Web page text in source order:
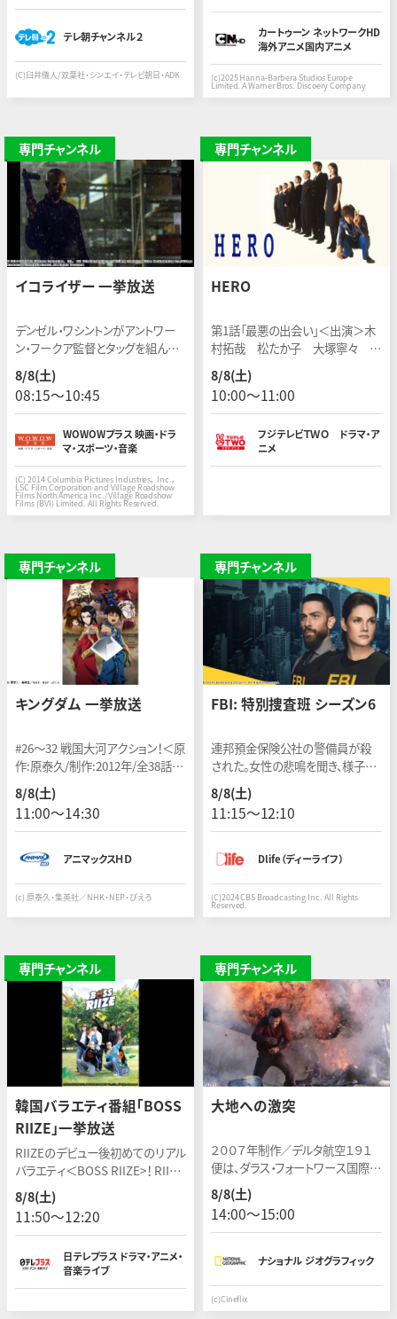
テレ朝チャンネル２
(C)臼井儀人/双葉社・シンエイ・テレビ朝日・ADK
カートゥーン ネットワークHD
海外アニメ国内アニメ
(c)2025 Hanna-Barbera Studios Europe
Limited. A Warner Bros. Discoery Company
専門チャンネル
イコライザー 一挙放送
デンゼル・ワシントンがアントワー
ン・フークア監督とタッグを組んだ
アクション大作。昼はホームセンタ
ーで働き、夜は請負人として世の不
正を抹消している男の活躍を描く。
8/8(土)
08:15〜10:45
WOWOWプラス 映画・ドラ
マ・スポーツ・音楽
(C) 2014 Columbia Pictures Industries， Inc.，
LSC Film Corporation and Village Roadshow
Films North America Inc./Village Roadshow
Films (BVI) Limited. All Rights Reserved.
専門チャンネル
HERO
第1話「最悪の出会い」＜出演＞木
村拓哉 松たか子 大塚寧々 阿
部寛 勝村政信 小日向文世
八嶋智人 角野卓造 児玉清
（地上波放送日 2001年1月8日）
8/8(土)
10:00〜11:00
フジテレビＴＷＯ ドラマ・ア
ニメ
専門チャンネル
キングダム 一挙放送
#26〜32 戦国大河アクション！＜原
作:原泰久/制作:2012年/全38話
＞ ※「キングダム」シリーズを5週
連続で土曜・日曜一挙放送！
8/8(土)
11:00〜14:30
アニマックスＨＤ
(c) 原泰久・集英社／NHK・NEP・ぴえろ
専門チャンネル
FBI: 特別捜査班 シーズン6
連邦預金保険公社の警備員が殺
された。女性の悲鳴を聞き、様子を
見に行ったところで撃たれたらし
い。女性は妊婦のデニス。チームは
殺人犯と拉致されたデニスの行方
を追う。
8/8(土)
11:15〜12:10
Dlife（ディーライフ）
(C)2024 CBS Broadcasting Inc. All Rights
Reserved.
専門チャンネル
韓国バラエティ番組「BOSS
RIIZE」一挙放送
RIIZEのデビュー後初めてのリアル
バラエティ＜BOSS RIIZE>！ RIIZE
のダイナミックな旅行記を堪能で
きるリアルバラエティ！
8/8(土)
11:50〜12:20
日テレプラス ドラマ・アニメ・
音楽ライブ
専門チャンネル
大地への激突
２００７年制作／デルタ航空１９１
便は、ダラス・フォートワース国際空
港への着陸進入中に２つの嵐の直
撃を受けた。
8/8(土)
14:00〜15:00
ナショナル ジオグラフィック
(c)Cineflix